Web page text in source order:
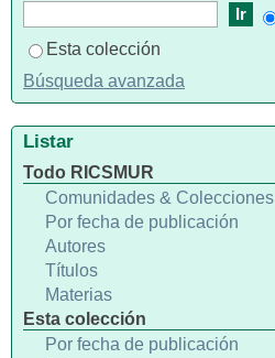
Esta colección
Búsqueda avanzada
Listar
Todo RICSMUR
Comunidades & Colecciones
Por fecha de publicación
Autores
Títulos
Materias
Esta colección
Por fecha de publicación